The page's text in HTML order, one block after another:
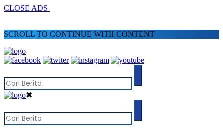
CLOSE ADS
SCROLL TO CONTINUE WITH CONTENT
✖